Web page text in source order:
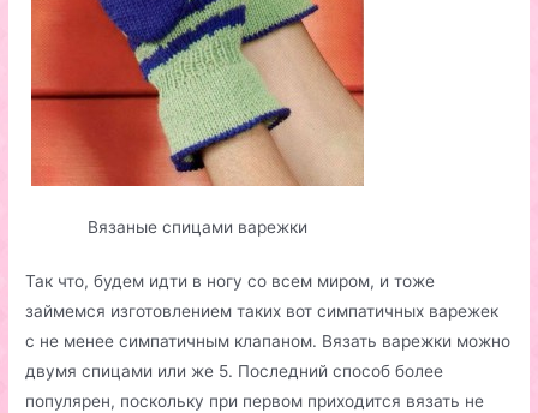
Вязаные спицами варежки
Так что, будем идти в ногу со всем миром, и тоже
займемся изготовлением таких вот симпатичных варежек
с не менее симпатичным клапаном. Вязать варежки можно
двумя спицами или же 5. Последний способ более
популярен, поскольку при первом приходится вязать не